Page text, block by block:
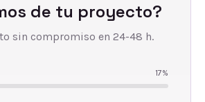
de tu proyecto?
sin compromiso en 24-48 h.
17%